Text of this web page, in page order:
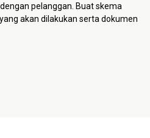
pelanggan. Buat skema
akan dilakukan serta dokumen